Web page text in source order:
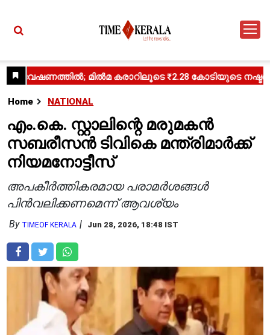
Home NATIONAL
എം.കെ. സ്റ്റാലിന്റെ മരുമകൻ
സബരീസൻ ടിവികെ മന്ത്രിമാർക്ക്
നിയമനോട്ടീസ്
അപകീർത്തികരമായ പരാമർശങ്ങൾ
പിൻവലിക്കണമെന്ന് ആവശ്യം
By TIMEOF KERALA Jun 28, 2026, 18:48 IST